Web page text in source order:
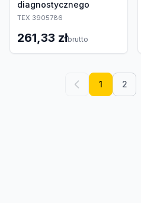
diagnostycznego
TEX 3905786
261,33 złbrutto
1 2